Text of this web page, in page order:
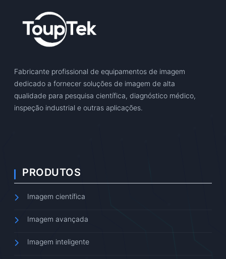
Fabricante profissional de equipamentos de imagem
dedicado a fornecer soluções de imagem de alta
qualidade para pesquisa científica, diagnóstico médico,
inspeção industrial e outras aplicações.
PRODUTOS
Imagem científica
Imagem avançada
Imagem inteligente